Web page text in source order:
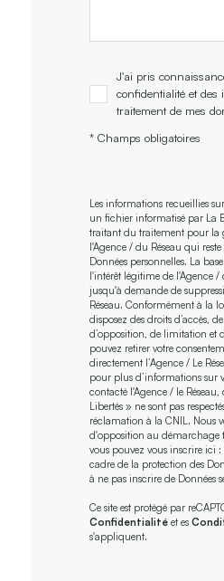
J'ai pris
confidentialité et des
traitement de mes
* Champs obligatoires
Les informations recueillies
un fichier informatisé par La
traitant du traitement pour la
l'Agence / du Réseau qui
Données personnelles. La
l'intérêt légitime de l'Agence /
jusqu'à demande de
Réseau. Conformément à la
disposez des droits d’accès,
d’opposition, de limitation et
pouvez retirer votre
directement l’Agence / Le
pour plus d’informations sur
contacté l'Agence / le
Libertés » ne sont pas
réclamation à la CNIL. Nous
d'opposition au démarchage
vous pouvez vous inscrire ici :
cadre de la protection des
à ne pas inscrire de Données
Ce site est protégé par
Confidentialitéet es
s'appliquent.